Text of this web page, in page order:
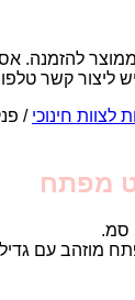
ליצור קשר
לצוות חינוכי /
מפתח
מוזהב עם